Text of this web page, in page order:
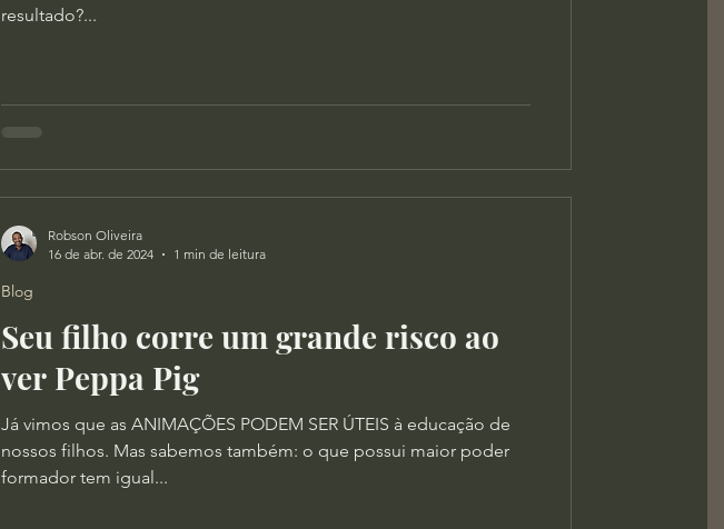
resultado?...
Seu filho corre um grande risco ao
ver Peppa Pig
Já vimos que as ANIMAÇÕES PODEM SER ÚTEIS à educação de
nossos filhos. Mas sabemos também: o que possui maior poder
formador tem igual...
Blog
Robson Oliveira
16 de abr. de 2024
1 min de leitura